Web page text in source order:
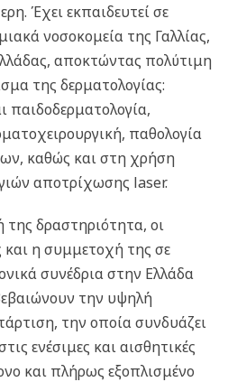
Έχει εκπαιδευτεί σε
νοσοκομεία της Γαλλίας,
αποκτώντας πολύτιμη
της δερματολογίας:
παιδοδερματολογία,
παθολογία
καθώς και στη χρήση
αποτρίχωσης laser.
της δραστηριότητα, οι
και η συμμετοχή της σε
συνέδρια στην Ελλάδα
την υψηλή
την οποία συνδυάζει
ενέσιμες και αισθητικές
και πλήρως εξοπλισμένο